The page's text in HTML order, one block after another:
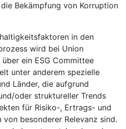
Bekämpfung von Korruption
in den
wird bei Union
ein ESG Committee
unter anderem spezielle
Länder, die aufgrund
oder struktureller Trends
für Risiko-, Ertrags- und
besonderer Relevanz sind.